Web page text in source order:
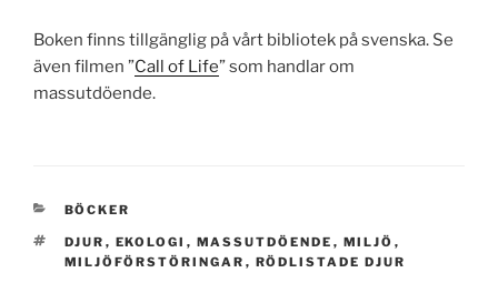
Boken finns tillgänglig på vårt bibliotek på svenska. Se
även filmen ”Call of Life” som handlar om
massutdöende.
KATEGORIER
BÖCKER
TAGGAR
DJUR , EKOLOGI , MASSUTDÖENDE , MILJÖ ,
MILJÖFÖRSTÖRINGAR , RÖDLISTADE DJUR